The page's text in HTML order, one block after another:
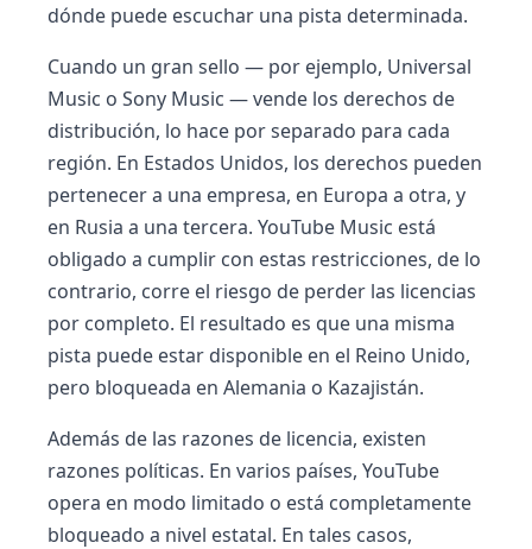
dónde puede escuchar una pista determinada.
Cuando un gran sello — por ejemplo, Universal
Music o Sony Music — vende los derechos de
distribución, lo hace por separado para cada
región. En Estados Unidos, los derechos pueden
pertenecer a una empresa, en Europa a otra, y
en Rusia a una tercera. YouTube Music está
obligado a cumplir con estas restricciones, de lo
contrario, corre el riesgo de perder las licencias
por completo. El resultado es que una misma
pista puede estar disponible en el Reino Unido,
pero bloqueada en Alemania o Kazajistán.
Además de las razones de licencia, existen
razones políticas. En varios países, YouTube
opera en modo limitado o está completamente
bloqueado a nivel estatal. En tales casos,